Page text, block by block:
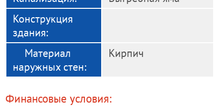
Конструкция
здания:
Материал
наружных стен:
Кирпич
Финансовые условия: